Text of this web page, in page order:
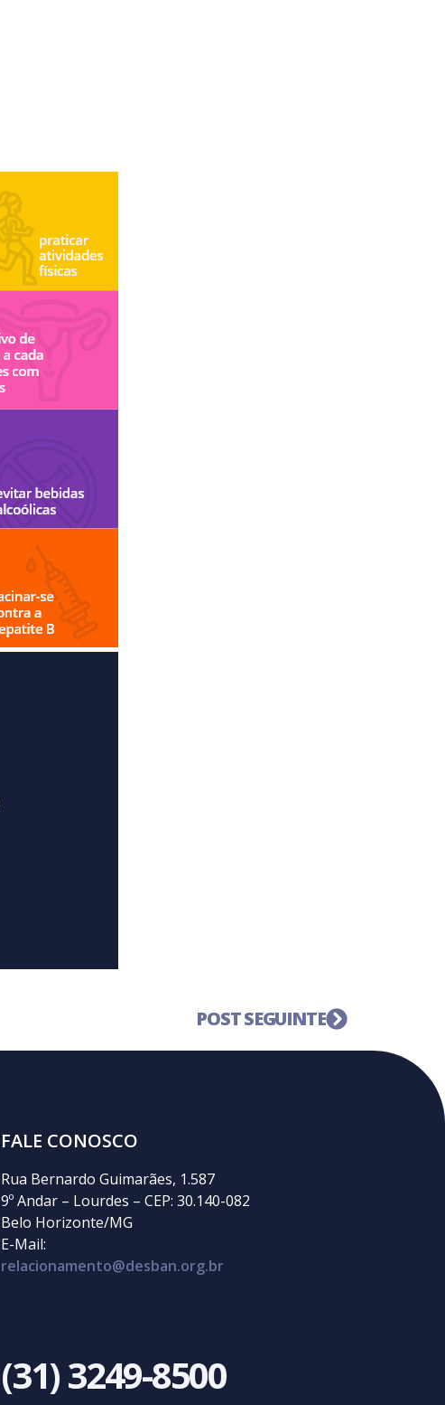
POST SEGUINTE
FALE CONOSCO
Rua Bernardo Guimarães, 1.587
9º Andar – Lourdes – CEP: 30.140-082
Belo Horizonte/MG
E-Mail:
relacionamento@desban.org.br
(31) 3249-8500